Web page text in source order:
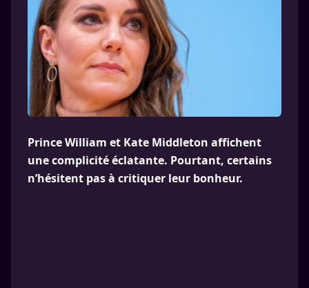
Prince William et Kate Middleton affichent
une complicité éclatante. Pourtant, certains
n’hésitent pas à critiquer leur bonheur.